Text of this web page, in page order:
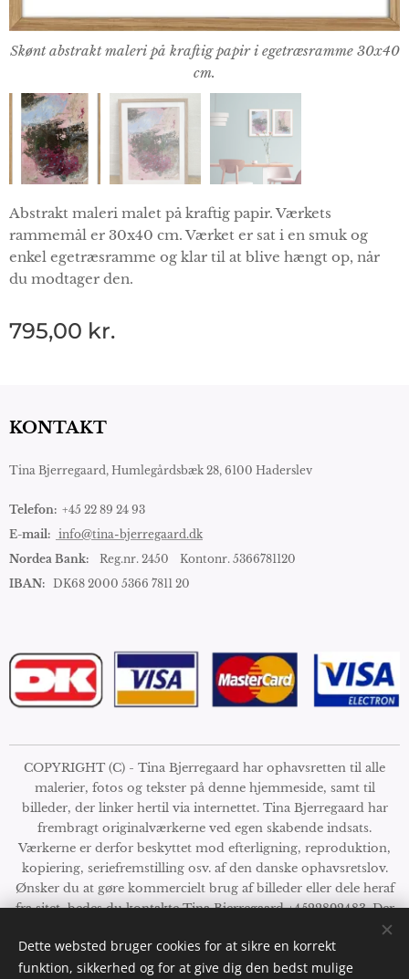
Skønt abstrakt maleri på kraftig papir i egetræsramme 30x40
cm.
Abstrakt maleri malet på kraftig papir. Værkets
rammemål er 30x40 cm. Værket er sat i en smuk og
enkel egetræsramme og klar til at blive hængt op, når
du modtager den.
795,00 kr.
KONTAKT
Tina Bjerregaard, Humlegårdsbæk 28, 6100 Haderslev
Telefon: +45 22 89 24 93
E-mail: info@tina-bjerregaard.dk
Nordea Bank:
Reg.nr. 2450 Kontonr. 5366781120
IBAN: DK68 2000 5366 7811 20
COPYRIGHT (C) - Tina Bjerregaard har ophavsretten til alle
malerier, fotos og tekster på denne hjemmeside, samt til
billeder, der linker hertil via internettet. Tina Bjerregaard har
frembragt originalværkerne ved egen skabende indsats.
Værkerne er derfor beskyttet mod efterligning, reproduktion,
kopiering, seriefremstilling osv. af den danske ophavsretslov.
Ønsker du at gøre kommercielt brug af billeder eller dele heraf
fra sitet, bedes du kontakte Tina Bjerregaard +4522892483. Der
tages forbehold for fejl i prissætning, størrelser og udsolgte
værker. Se mine handelsbetingelserher
Dette websted bruger cookies for at sikre en korrekt
funktion, sikkerhed og for at give dig den bedst mulige